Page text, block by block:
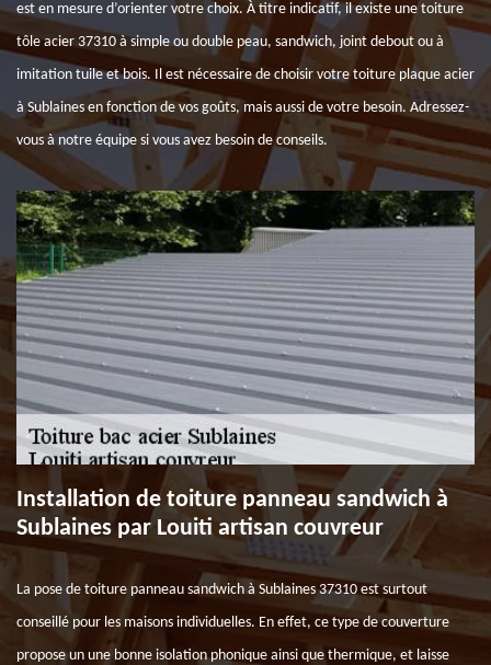
est en mesure d’orienter votre choix. À titre indicatif, il existe une toiture
tôle acier 37310 à simple ou double peau, sandwich, joint debout ou à
imitation tuile et bois. Il est nécessaire de choisir votre toiture plaque acier
à Sublaines en fonction de vos goûts, mais aussi de votre besoin. Adressez-
vous à notre équipe si vous avez besoin de conseils.
Installation de toiture panneau sandwich à
Sublaines par Louiti artisan couvreur
La pose de toiture panneau sandwich à Sublaines 37310 est surtout
conseillé pour les maisons individuelles. En effet, ce type de couverture
propose un une bonne isolation phonique ainsi que thermique, et laisse